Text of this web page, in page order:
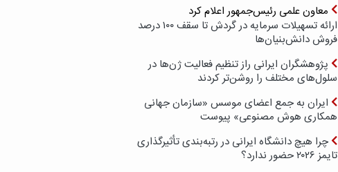
معاون علمی رئیس‌جمهور اعلام کرد
ارائه تسهیلات سرمایه در گردش تا سقف ۱۰۰ درصد
فروش دانش‌بنیان‌ها
پژوهشگران ایرانی راز تنظیم فعالیت ژن‌ها در
سلول‌های مختلف را روشن‌تر کردند
ایران به جمع اعضای موسس «سازمان جهانی
همکاری هوش مصنوعی» پیوست
چرا هیچ دانشگاه ایرانی در رتبه‌بندی تأثیرگذاری
تایمز ۲۰۲۶ حضور ندارد؟